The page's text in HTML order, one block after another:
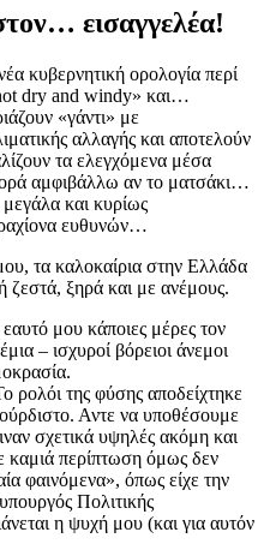
εισαγγελέα!
κυβερνητική ορολογία περί
dry and windy» και…
«γάντι» με
αλλαγής και αποτελούν
τα ελεγχόμενα μέσα
αμφιβάλλω αν το ματσάκι…
μεγάλα και κυρίως
ευθυνών…
τα καλοκαίρια στην Ελλάδα
ξηρά και με ανέμους.
μου κάποιες μέρες τον
– ισχυροί βόρειοι άνεμοι
ρολόι της φύσης αποδείχτηκε
Αντε να υποθέσουμε
σχετικά υψηλές ακόμη και
καμιά περίπτωση όμως δεν
φαινόμενα», όπως είχε την
Πολιτικής
η ψυχή μου (και για αυτόν